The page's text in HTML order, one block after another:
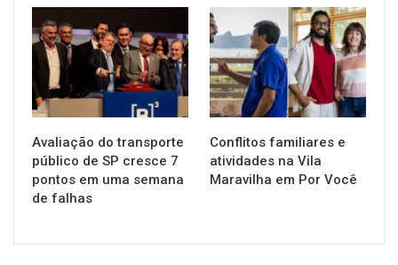
NOTÍCIAS
Avaliação do transporte
público de SP cresce 7
pontos em uma semana
de falhas
NOTÍCIAS
Conflitos familiares e
atividades na Vila
Maravilha em Por Você